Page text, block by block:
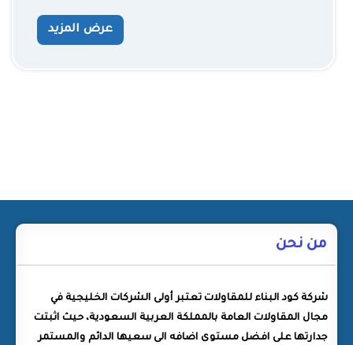
عرض المزيد
من نحن
شركة كود البناء للمقاولات تعتبر أولى الشركات الخليجية في
مجال المقاولات العامة بالمملكة العربية السعودية، حيث اثبتت
جدارتها على افضل مستوى اضافه الى سعيها الدائم والمستمر